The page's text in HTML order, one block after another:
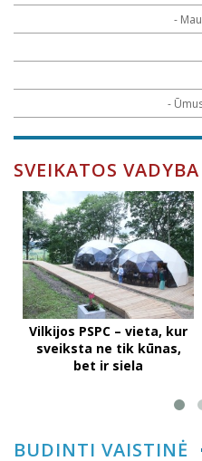
-
-
SVEIKATOS VADYBA
Vilkijos PSPC – vieta, kur
sveiksta ne tik kūnas,
bet ir siela
BUDINTI VAISTINĖ